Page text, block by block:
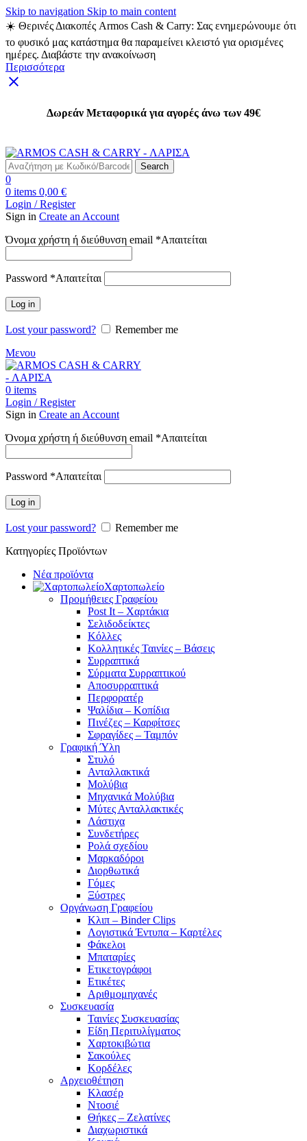
Skip to navigation Skip to main content
☀️ Θερινές Διακοπές Armos Cash & Carry: Σας ενημερώνουμε ότι
το φυσικό μας κατάστημα θα παραμείνει κλειστό για ορισμένες
ημέρες. Διαβάστε την ανακοίνωση
Περισσότερα
Δωρεάν Μεταφορικά για αγορές άνω των 49€
Search
0
0 items 0,00 €
Login / Register
Sign in Create an Account
Όνομα χρήστη ή διεύθυνση email *Απαιτείται
Password *Απαιτείται
Log in
Lost your password?
Remember me
Μενου
0 items
Login / Register
Sign in Create an Account
Όνομα χρήστη ή διεύθυνση email *Απαιτείται
Password *Απαιτείται
Log in
Lost your password?
Remember me
Κατηγορίες Προϊόντων
Νέα προϊόντα
Χαρτοπωλείο
Προμήθειες Γραφείου
Post It – Χαρτάκια
Σελιδοδείκτες
Κόλλες
Κολλητικές Ταινίες – Βάσεις
Συρραπτικά
Σύρματα Συρραπτικού
Αποσυρραπτικά
Περφορατέρ
Ψαλίδια – Κοπίδια
Πινέζες – Καρφίτσες
Σφραγίδες – Ταμπόν
Γραφική Ύλη
Στυλό
Ανταλλακτικά
Μολύβια
Μηχανικά Μολύβια
Μύτες Ανταλλακτικές
Λάστιχα
Συνδετήρες
Ρολά σχεδίου
Μαρκαδόροι
Διορθωτικά
Γόμες
Ξύστρες
Οργάνωση Γραφείου
Κλιπ – Binder Clips
Λογιστικά Έντυπα – Καρτέλες
Φάκελοι
Μπαταρίες
Ετικετογράφοι
Ετικέτες
Αριθμομηχανές
Συσκευασία
Ταινίες Συσκευασίας
Είδη Περιτυλίγματος
Χαρτοκιβώτια
Σακούλες
Κορδέλες
Αρχειοθέτηση
Κλασέρ
Ντοσιέ
Θήκες – Ζελατίνες
Διαχωριστικά